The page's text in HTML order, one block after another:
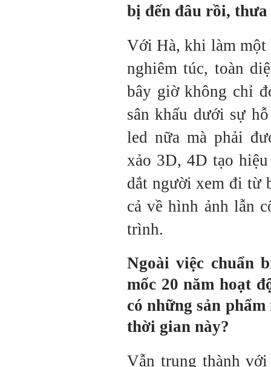
bị đến đâu rồi, thưa
Với Hà, khi làm một
nghiêm túc, toàn
bây giờ không chỉ
sân khấu dưới sự
led nữa mà phải
xảo 3D, 4D tạo
dắt người xem đi từ
cả về hình ảnh lẫn
trình.
Ngoài việc chuẩn
mốc 20 năm hoạt
có những sản
thời gian này?
Vẫn trung thành